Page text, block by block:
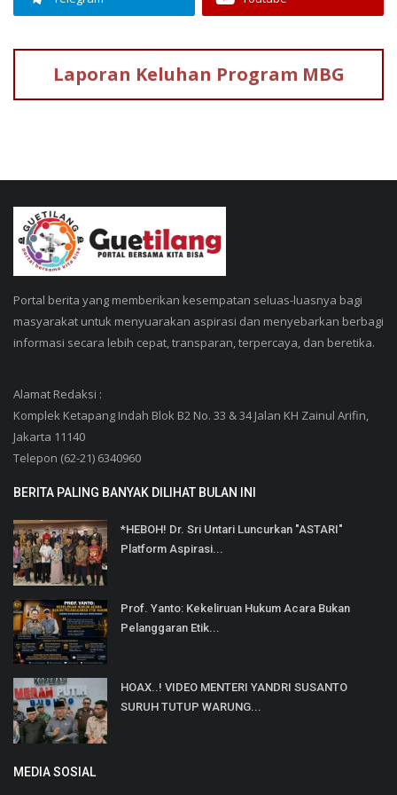
Laporan Keluhan Program MBG
Portal berita yang memberikan kesempatan seluas-luasnya bagi
masyarakat untuk menyuarakan aspirasi dan menyebarkan berbagi
informasi secara lebih cepat, transparan, terpercaya, dan beretika.
Alamat Redaksi :
Komplek Ketapang Indah Blok B2 No. 33 & 34 Jalan KH Zainul Arifin,
Jakarta 11140
Telepon (62-21) 6340960
BERITA PALING BANYAK DILIHAT BULAN INI
*HEBOH! Dr. Sri Untari Luncurkan "ASTARI"
Platform Aspirasi...
Prof. Yanto: Kekeliruan Hukum Acara Bukan
Pelanggaran Etik...
HOAX..! VIDEO MENTERI YANDRI SUSANTO
SURUH TUTUP WARUNG...
MEDIA SOSIAL